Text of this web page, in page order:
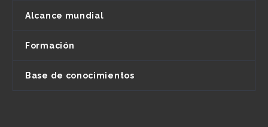
Alcance mundial
Formación
Base de conocimientos